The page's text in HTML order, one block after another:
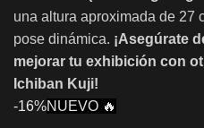
una altura aproximada de 27
pose dinámica. ¡Asegúrate
mejorar tu exhibición con
Ichiban Kuji!
-16%NUEVO 🔥